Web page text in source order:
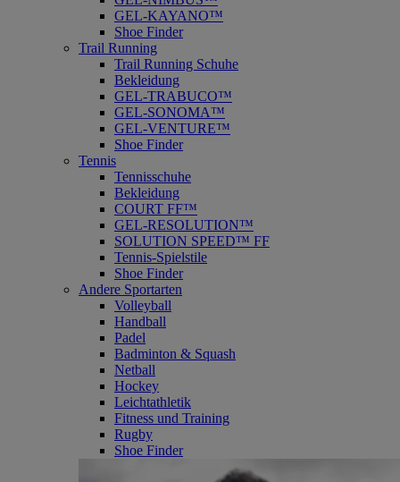
GEL-KAYANO™
Shoe Finder
Trail Running
Trail Running Schuhe
Bekleidung
GEL-TRABUCO™
GEL-SONOMA™
GEL-VENTURE™
Shoe Finder
Tennis
Tennisschuhe
Bekleidung
COURT FF™
GEL-RESOLUTION™
SOLUTION SPEED™ FF
Tennis-Spielstile
Shoe Finder
Andere Sportarten
Volleyball
Handball
Padel
Badminton & Squash
Netball
Hockey
Leichtathletik
Fitness und Training
Rugby
Shoe Finder